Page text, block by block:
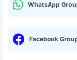
WhatsApp
Facebook